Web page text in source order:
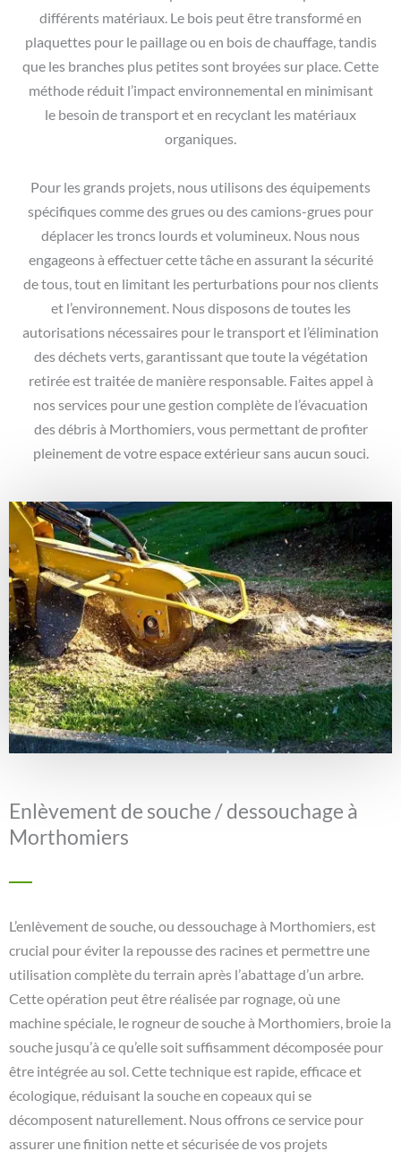
différents matériaux. Le bois peut être transformé en
plaquettes pour le paillage ou en bois de chauffage, tandis
que les branches plus petites sont broyées sur place. Cette
méthode réduit l’impact environnemental en minimisant
le besoin de transport et en recyclant les matériaux
organiques.
Pour les grands projets, nous utilisons des équipements
spécifiques comme des grues ou des camions-grues pour
déplacer les troncs lourds et volumineux. Nous nous
engageons à effectuer cette tâche en assurant la sécurité
de tous, tout en limitant les perturbations pour nos clients
et l’environnement. Nous disposons de toutes les
autorisations nécessaires pour le transport et l’élimination
des déchets verts, garantissant que toute la végétation
retirée est traitée de manière responsable. Faites appel à
nos services pour une gestion complète de l’évacuation
des débris à Morthomiers, vous permettant de profiter
pleinement de votre espace extérieur sans aucun souci.
Enlèvement de souche / dessouchage à
Morthomiers
L’enlèvement de souche, ou dessouchage à Morthomiers, est
crucial pour éviter la repousse des racines et permettre une
utilisation complète du terrain après l’abattage d’un arbre.
Cette opération peut être réalisée par rognage, où une
machine spéciale, le rogneur de souche à Morthomiers, broie la
souche jusqu’à ce qu’elle soit suffisamment décomposée pour
être intégrée au sol. Cette technique est rapide, efficace et
écologique, réduisant la souche en copeaux qui se
décomposent naturellement. Nous offrons ce service pour
assurer une finition nette et sécurisée de vos projets